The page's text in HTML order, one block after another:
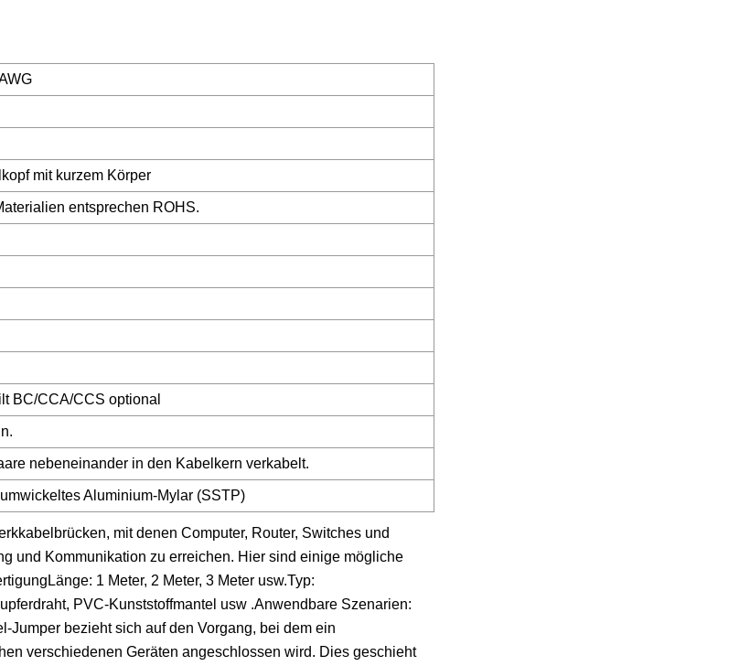
mit kurzem Körper
entsprechen ROHS.
BC/CCA/CCS optional
nebeneinander in den Kabelkern verkabelt.
Aluminium-Mylar (SSTP)
mit denen Computer, Router, Switches und
und Kommunikation zu erreichen. Hier sind einige mögliche
1 Meter, 2 Meter, 3 Meter usw.Typ:
PVC-Kunststoffmantel usw .Anwendbare Szenarien:
bezieht sich auf den Vorgang, bei dem ein
verschiedenen Geräten angeschlossen wird. Dies geschieht